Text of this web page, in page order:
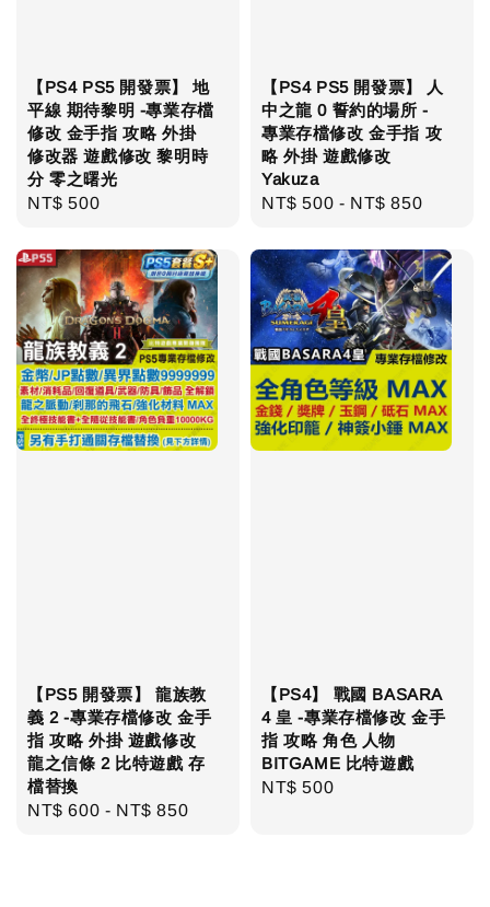
【PS4 PS5 開發票】 地
平線 期待黎明 -專業存檔
修改 金手指 攻略 外掛
修改器 遊戲修改 黎明時
分 零之曙光
Regular
NT$ 500
【PS4 PS5 開發票】 人
中之龍 0 誓約的場所 -
專業存檔修改 金手指 攻
略 外掛 遊戲修改
Yakuza
Regular
NT$ 500 - NT$ 850
【PS5 開發票】 龍族教
義 2 -專業存檔修改 金手
指 攻略 外掛 遊戲修改
龍之信條 2 比特遊戲 存
檔替換
Regular
NT$ 600 - NT$ 850
【PS4】 戰國 BASARA
4 皇 -專業存檔修改 金手
指 攻略 角色 人物
BITGAME 比特遊戲
Regular
NT$ 500